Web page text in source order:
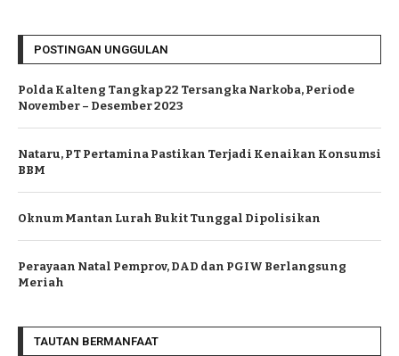
POSTINGAN UNGGULAN
Polda Kalteng Tangkap 22 Tersangka Narkoba, Periode
November – Desember 2023
Nataru, PT Pertamina Pastikan Terjadi Kenaikan Konsumsi
BBM
Oknum Mantan Lurah Bukit Tunggal Dipolisikan
Perayaan Natal Pemprov, DAD dan PGIW Berlangsung
Meriah
TAUTAN BERMANFAAT